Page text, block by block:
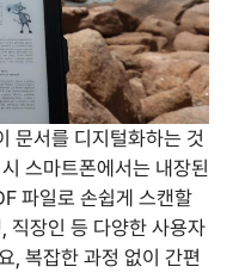
문서를 디지털화하는 것
스마트폰에서는 내장된
파일로 손쉽게 스캔할
직장인 등 다양한 사용자
, 복잡한 과정 없이 간편